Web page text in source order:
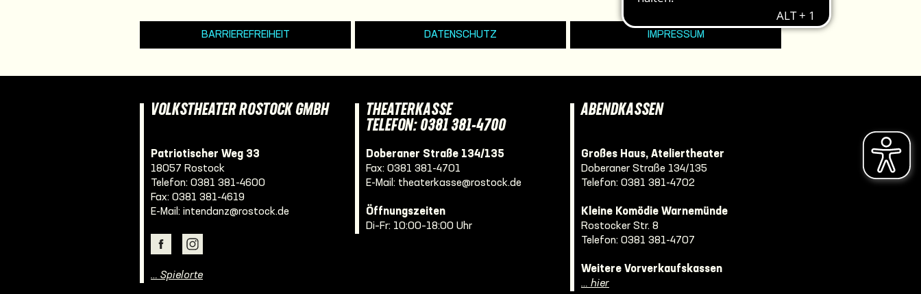
BARRIEREFREIHEIT DATENSCHUTZ IMPRESSUM
VOLKSTHEATER ROSTOCK GMBH
Patriotischer Weg 33
18057 Rostock
Telefon: 0381 381-4600
Fax: 0381 381-4619
E-Mail: intendanz@rostock.de
… Spielorte
THEATERKASSE
TELEFON: 0381 381-4700
Doberaner Straße 134/135
Fax: 0381 381-4701
E-Mail: theaterkasse@rostock.de
Öffnungszeiten
Di–Fr: 10:00–18:00 Uhr
ABENDKASSEN
Großes Haus, Ateliertheater
Doberaner Straße 134/135
Telefon: 0381 381-4702
Kleine Komödie Warnemünde
Rostocker Str. 8
Telefon: 0381 381-4707
Weitere Vorverkaufskassen
… hier